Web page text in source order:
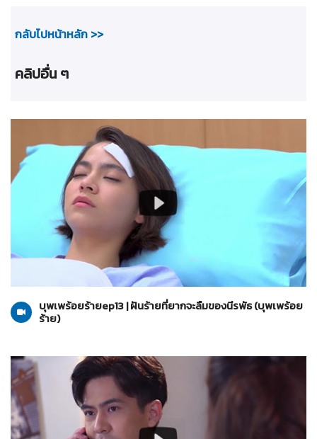
กลับไปหน้าหลัก >>
คลิปอื่น ๆ
บุพเพร้อยร้าย
บุพเพร้อยร้ายep13 | ฝันร้ายที่ยากจะลืมของนีรพัธ (บุพเพร้อย
ร้าย)